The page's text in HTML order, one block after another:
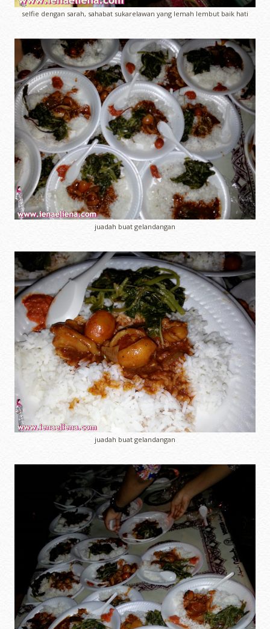
selfie dengan sarah, sahabat sukarelawan yang lemah lembut baik hati
juadah buat gelandangan
juadah buat gelandangan